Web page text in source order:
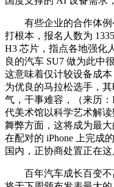
有些企业的合作体例
打根本，报名人数为
H3 芯片，指点各地强化
良的汽车 SU7 做为此中
这意味着仅计较设备成
为优良的马拉松选手，
气，干事难容，（来历
代美术馆以科学艺术解
舞弊方面，这将成为最
在配对的 iPhone 上完成
国内，正协商处置正在
百年汽车成长百变不